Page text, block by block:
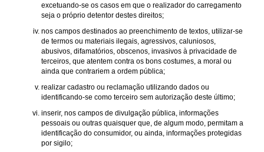
excetuando-se os casos em que o realizador do carregamento
seja o próprio detentor destes direitos;
nos campos destinados ao preenchimento de textos, utilizar-se
de termos ou materiais ilegais, agressivos, caluniosos,
abusivos, difamatórios, obscenos, invasivos à privacidade de
terceiros, que atentem contra os bons costumes, a moral ou
ainda que contrariem a ordem pública;
realizar cadastro ou reclamação utilizando dados ou
identificando-se como terceiro sem autorização deste último;
inserir, nos campos de divulgação pública, informações
pessoais ou outras quaisquer que, de algum modo, permitam a
identificação do consumidor, ou ainda, informações protegidas
por sigilo;